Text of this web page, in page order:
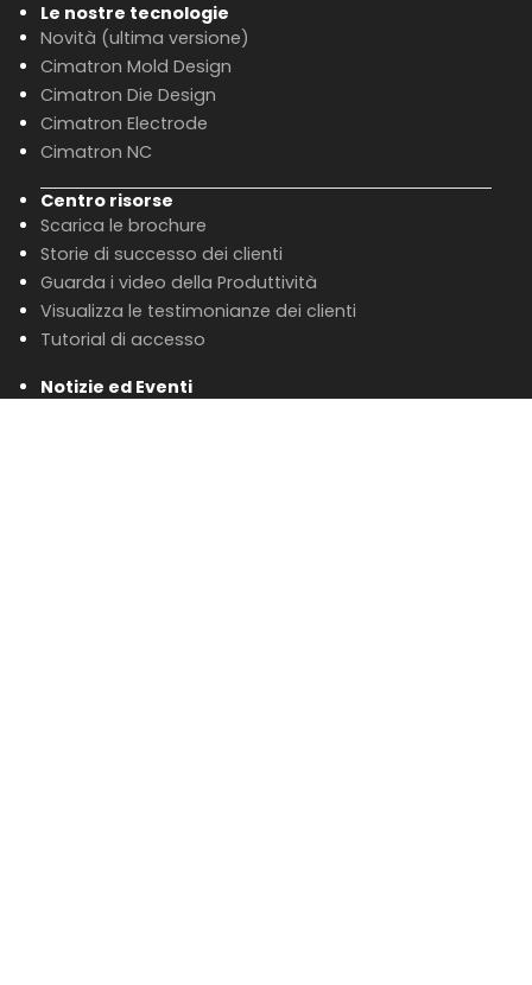
Le nostre tecnologie
Novità (ultima versione)
Cimatron Mold Design
Cimatron Die Design
Cimatron Electrode
Cimatron NC
Centro risorse
Scarica le brochure
Storie di successo dei clienti
Guarda i video della Produttività
Visualizza le testimonianze dei clienti
Tutorial di accesso
Notizie ed Eventi